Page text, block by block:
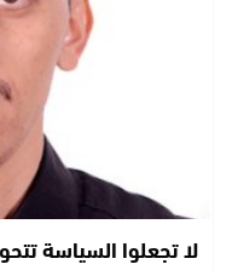
لا تجعلوا السياسة